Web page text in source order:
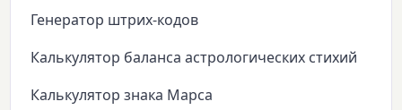
Генератор штрих-кодов
Калькулятор баланса астрологических стихий
Калькулятор знака Марса